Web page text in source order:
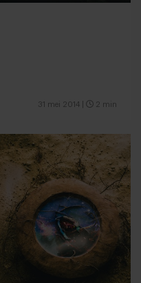
31 mei 2014 2 min